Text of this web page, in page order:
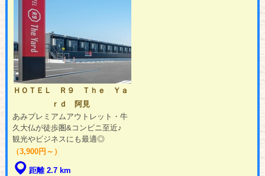
ＨＯＴＥＬ Ｒ９ Ｔｈｅ Ｙａ
ｒｄ 阿見
あみプレミアムアウトレット・牛
久大仏が徒歩圏&コンビニ至近♪
観光やビジネスにも最適◎
（3,900円～）
距離 2.7 km